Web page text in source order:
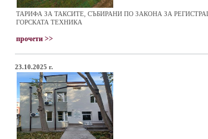
ТАРИФА ЗА ТАКСИТЕ, СЪБИРАНИ ПО ЗАКОНА ЗА
ГОРСКАТА ТЕХНИКА
прочети >>
23.10.2025 г.